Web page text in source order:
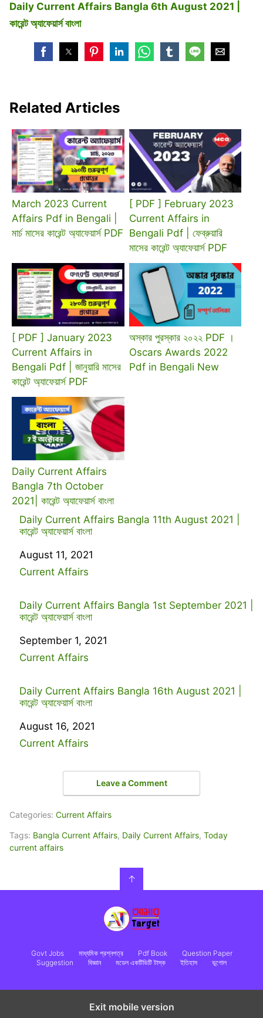
Daily Current Affairs Bangla 6th August 2021 |
কারেন্ট অ্যাফেয়ার্স বাংলা
Related Articles
March 2023 Current
Affairs Pdf in Bengali |
মার্চ মাসের কারেন্ট অ্যাফেয়ার্স PDF
[ PDF ] February 2023
Current Affairs in
Bengali Pdf | ফেব্রুয়ারি
মাসের কারেন্ট অ্যাফেয়ার্স PDF
[ PDF ] January 2023
Current Affairs in
Bengali Pdf | জানুয়ারি মাসের
কারেন্ট অ্যাফেয়ার্স PDF
অস্কার পুরস্কার ২০২২ PDF ।
Oscars Awards 2022
Pdf in Bengali New
Daily Current Affairs
Bangla 7th October
2021| কারেন্ট অ্যাফেয়ার্স বাংলা
Daily Current Affairs Bangla 11th August 2021 |
কারেন্ট অ্যাফেয়ার্স বাংলা
Date
August 11, 2021
In relation to
Current Affairs
Daily Current Affairs Bangla 1st September 2021 |
কারেন্ট অ্যাফেয়ার্স বাংলা
Date
September 1, 2021
In relation to
Current Affairs
Daily Current Affairs Bangla 16th August 2021 |
কারেন্ট অ্যাফেয়ার্স বাংলা
Date
August 16, 2021
In relation to
Current Affairs
Leave a Comment
Categories: Current Affairs
Tags: Bangla Current Affairs, Daily Current Affairs, Today
current affairs
↑
Govt Jobs মাধ্যমিক প্রশ্নপত্র Pdf Book
Question Paper
Suggestion
বিজ্ঞান মডেল একটিভিটি টাস্ক ইতিহাস ভূগোল
Exit mobile version